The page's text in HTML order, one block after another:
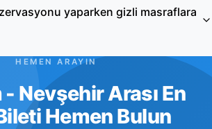
yaparken gizli masraflara
HEMEN ARAYIN
Nevşehir Arası En
Hemen Bulun